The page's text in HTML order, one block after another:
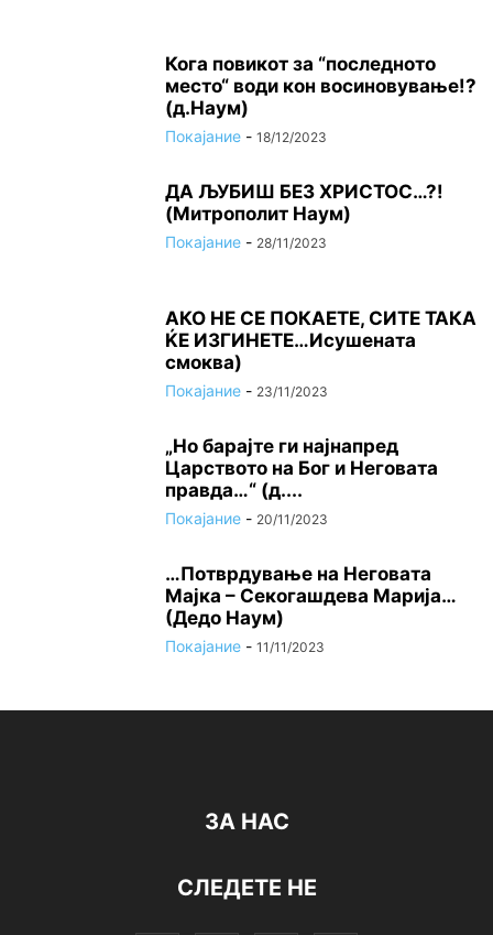
Кога повикот за “последното
место“ води кон восиновување!?
(д.Наум)
Покајание - 18/12/2023
ДА ЉУБИШ БЕЗ ХРИСТОС…?!
(Митрополит Наум)
Покајание - 28/11/2023
АКО НЕ СЕ ПОКАЕТЕ, СИТЕ ТАКА
ЌЕ ИЗГИНЕТЕ…Исушената
смоква)
Покајание - 23/11/2023
„Но барајте ги најнапред
Царството на Бог и Неговата
правда…“ (д....
Покајание - 20/11/2023
…Потврдување на Неговата
Мајка – Секогашдева Марија…
(Дедо Наум)
Покајание - 11/11/2023
ЗА НАС
СЛЕДЕТЕ НЕ